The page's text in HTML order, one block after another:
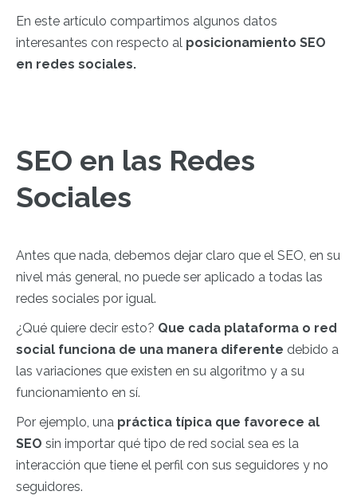
En este artículo compartimos algunos datos
interesantes con respecto al posicionamiento SEO
en redes sociales.
SEO en las Redes
Sociales
Antes que nada, debemos dejar claro que el SEO, en su
nivel más general, no puede ser aplicado a todas las
redes sociales por igual.
¿Qué quiere decir esto? Que cada plataforma o red
social funciona de una manera diferente debido a
las variaciones que existen en su algoritmo y a su
funcionamiento en sí.
Por ejemplo, una práctica típica que favorece al
SEO sin importar qué tipo de red social sea es la
interacción que tiene el perfil con sus seguidores y no
seguidores.